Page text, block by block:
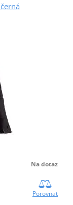
Na dotaz
Porovnat